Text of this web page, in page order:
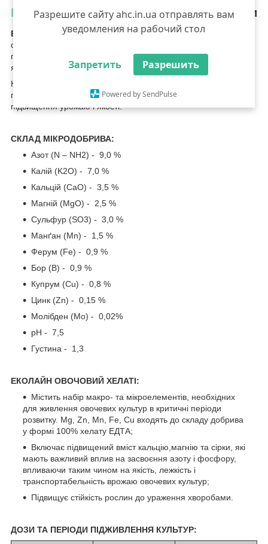
Разрешите сайту ahc.in.ua отправлять вам
уведомления на рабочий стол
Запретить Разрешить
Powered by SendPulse
МікродобривоЕколайн Овочевий Хелати
Еколайн Овочевий Хелати - комплексне концентроване
спеціальне добриво призначене для позакореневого
підживлення овочевих культур з метою підвищення урожаю і
якості.
Комплексне концентроване мікродобриво призначене для
позакореневого підживлення овочевих культур з метою
підвищення урожаю і якості.
СКЛАД МІКРОДОБРИВА:
Азот (N – NH2) - 9,0 %
Калій (K2O) - 7,0 %
Кальцій (CaО) - 3,5 %
Магній (MgО) - 2,5 %
Сульфур (SO3) - 3,0 %
Манґан (Mn) - 1,5 %
Ферум (Fe) - 0,9 %
Бор (B) - 0,9 %
Купрум (Cu) - 0,8 %
Цинк (Zn) - 0,15 %
Молібден (Mo) - 0,02%
pH - 7,5
Густина - 1,3
ЕКОЛАЙН ОВОЧОВИЙ ХЕЛАТІ:
Містить набір макро- та мікроелементів, необхідних
для живлення овочевих культур в критичні періоди
розвитку. Mg, Zn, Mn, Fe, Cu входять до складу добрива
у формі 100% хелату ЕДТА;
Включає підвищений вміст кальцію,магнію та сірки, які
мають важливий вплив на засвоєння азоту і фосфору,
впливаючи таким чином на якість, лежкість і
транспортабельність врожаю овочевих культур;
Підвищує стійкість рослин до ураження хворобами.
ДОЗИ ТА ПЕРІОДИ ПІДЖИВЛЕННЯ КУЛЬТУР: